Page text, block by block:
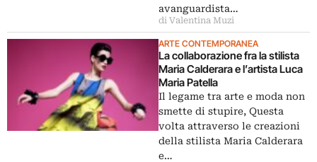
avanguardista…
di Valentina Muzi
ARTE CONTEMPORANEA
La collaborazione fra la stilista
Maria Calderara e l’artista Luca
Maria Patella
Il legame tra arte e moda non
smette di stupire, Questa
volta attraverso le creazioni
della stilista Maria Calderara
e…